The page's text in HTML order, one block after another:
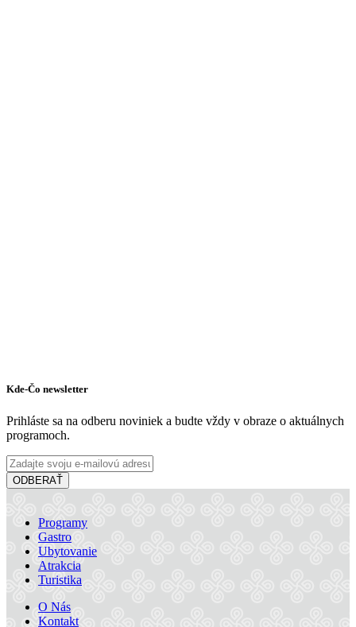
Kde-Čo newsletter
Prihláste sa na odberu noviniek a budte vždy v obraze o aktuálnych
programoch.
ODBERAŤ
Programy
Gastro
Ubytovanie
Atrakcia
Turistika
O Nás
Kontakt